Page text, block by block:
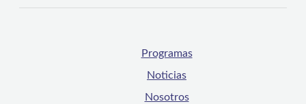
Programas
Noticias
Nosotros